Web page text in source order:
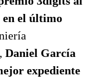
en el último
Daniel García
expediente